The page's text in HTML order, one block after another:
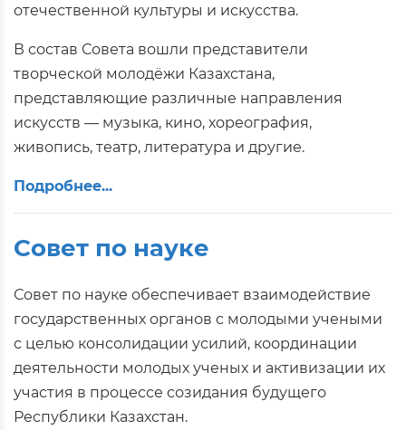
отечественной культуры и искусства.
В состав Совета вошли представители
творческой молодёжи Казахстана,
представляющие различные направления
искусств — музыка, кино, хореография,
живопись, театр, литература и другие.
Подробнее...
Совет по науке
Совет по науке обеспечивает взаимодействие
государственных органов с молодыми учеными
с целью консолидации усилий, координации
деятельности молодых ученых и активизации их
участия в процессе созидания будущего
Республики Казахстан.